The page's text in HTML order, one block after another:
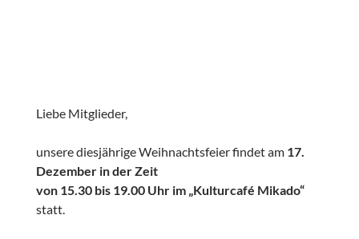
Liebe Mitglieder,
unsere diesjährige Weihnachtsfeier findet am 17.
Dezember in der Zeit
von 15.30 bis 19.00 Uhr im „Kulturcafé Mikado“
statt.